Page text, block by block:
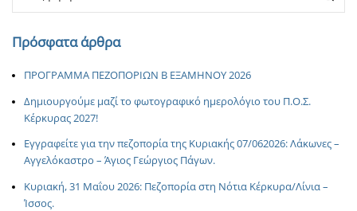
Πρόσφατα άρθρα
ΠΡΟΓΡΑΜΜΑ ΠΕΖΟΠΟΡΙΩΝ Β ΕΞΑΜΗΝΟΥ 2026
Δημιουργούμε μαζί το φωτογραφικό ημερολόγιο του Π.Ο.Σ.
Κέρκυρας 2027!
Εγγραφείτε για την πεζοπορία της Κυριακής 07/062026: Λάκωνες –
Αγγελόκαστρο – Άγιος Γεώργιος Πάγων.
Κυριακή, 31 Μαΐου 2026: Πεζοπορία στη Νότια Κέρκυρα/Λίνια –
Ίσσος.